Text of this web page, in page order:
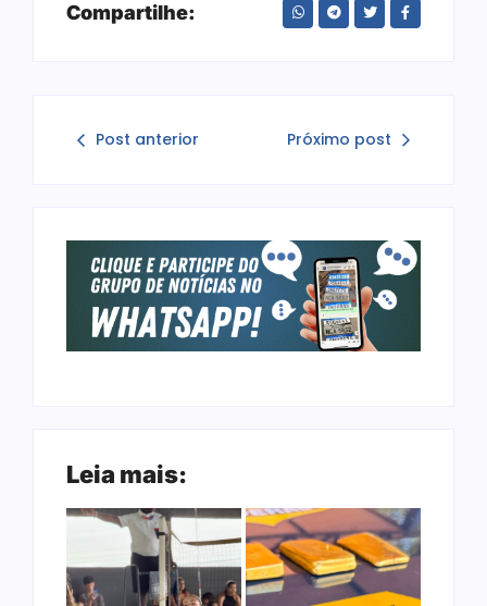
Compartilhe:
Post anterior Próximo post
Leia mais: